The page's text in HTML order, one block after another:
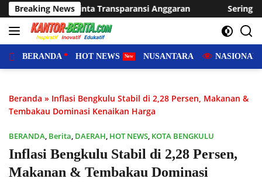
Langsung
ke
konten
Breaking News
Anggaran Sering Dilanda Genangan, Desa Sukaraja
BERANDA HOT NEWS NUSANTARA NASIONAL
Beranda » Inflasi Bengkulu Stabil di 2,28 Persen, Makanan &
Tembakau Dominasi Kenaikan Harga
BERANDA, Berita, DAERAH, HOT NEWS, KOTA BENGKULU
Inflasi Bengkulu Stabil di 2,28 Persen,
Makanan & Tembakau Dominasi